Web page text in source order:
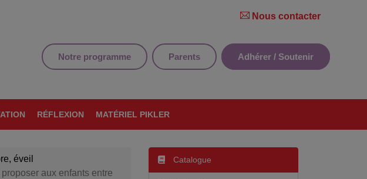
Nous contacter
Notre programme Parents Adhérer / Soutenir
RÉFLEXION MATÉRIEL PIKLER
éveil
aux enfants entre
Catalogue